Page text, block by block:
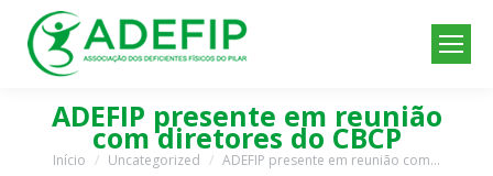
ADEFIP presente em reunião
com diretores do CBCP
Você está aqui:
Início Uncategorized ADEFIP presente em reunião com…